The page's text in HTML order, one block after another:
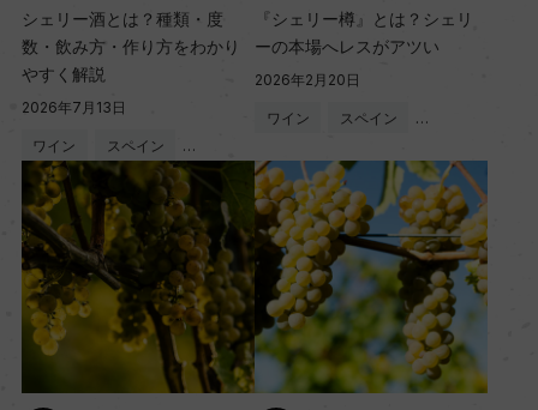
シェリー酒とは？種類・度
数・飲み方・作り方をわかり
やすく解説
2026年7月13日
ワイン スペイン …
『シェリー樽』とは？シェリ
ーの本場へレスがアツい
2026年2月20日
ワイン スペイン …